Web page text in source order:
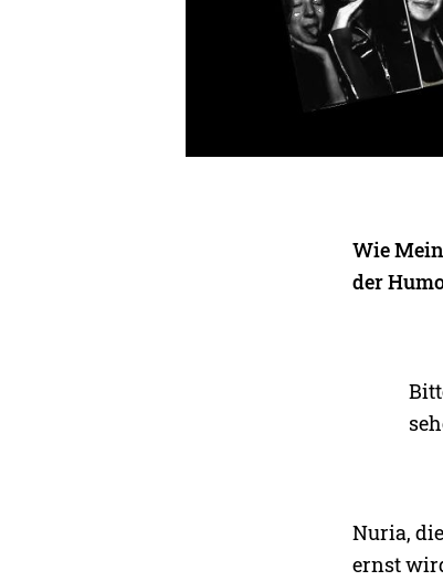
Wie
der
Nuria,
ernst